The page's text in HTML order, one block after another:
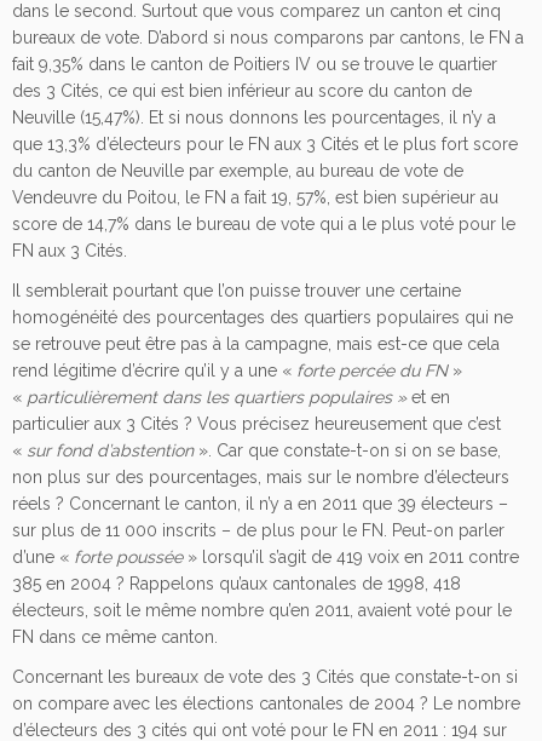
dans le second. Surtout que vous comparez un canton et cinq
bureaux de vote. D’abord si nous comparons par cantons, le FN a
fait 9,35% dans le canton de Poitiers IV ou se trouve le quartier
des 3 Cités, ce qui est bien inférieur au score du canton de
Neuville (15,47%). Et si nous donnons les pourcentages, il n’y a
que 13,3% d’électeurs pour le FN aux 3 Cités et le plus fort score
du canton de Neuville par exemple, au bureau de vote de
Vendeuvre du Poitou, le FN a fait 19, 57%, est bien supérieur au
score de 14,7% dans le bureau de vote qui a le plus voté pour le
FN aux 3 Cités.
Il semblerait pourtant que l’on puisse trouver une certaine
homogénéité des pourcentages des quartiers populaires qui ne
se retrouve peut être pas à la campagne, mais est-ce que cela
rend légitime d’écrire qu’il y a une « forte percée du FN»
« particulièrement dans les quartiers populaires »et en
particulier aux 3 Cités ? Vous précisez heureusement que c’est
« sur fond d’abstention». Car que constate-t-on si on se base,
non plus sur des pourcentages, mais sur le nombre d’électeurs
réels ? Concernant le canton, il n’y a en 2011 que 39 électeurs –
sur plus de 11 000 inscrits – de plus pour le FN. Peut-on parler
d’une « forte poussée» lorsqu’il s’agit de 419 voix en 2011 contre
385 en 2004 ? Rappelons qu’aux cantonales de 1998, 418
électeurs, soit le même nombre qu’en 2011, avaient voté pour le
FN dans ce même canton.
Concernant les bureaux de vote des 3 Cités que constate-t-on si
on compare avec les élections cantonales de 2004 ? Le nombre
d’électeurs des 3 cités qui ont voté pour le FN en 2011 : 194 sur